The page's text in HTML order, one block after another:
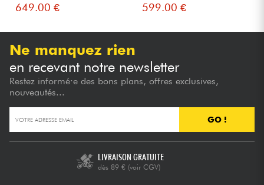
649.00 € 599.00 €
Ne manquez rien
en recevant notre newsletter
Restez informé·e des bons plans, offres exclusives,
nouveautés...
GO !
LIVRAISON GRATUITE
dès 89 € (voir CGV)